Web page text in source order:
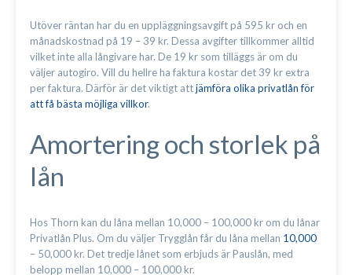
Utöver räntan har du en uppläggningsavgift på 595 kr och en
månadskostnad på 19 – 39 kr. Dessa avgifter tillkommer alltid
vilket inte alla långivare har. De 19 kr som tilläggs är om du
väljer autogiro. Vill du hellre ha faktura kostar det 39 kr extra
per faktura. Därför är det viktigt attjämföra olika privatlån för
att få bästa möjliga villkor.
Amortering och storlek på
lån
Hos Thorn kan du låna mellan 10,000 – 100,000 kr om du lånar
Privatlån Plus. Om du väljer Trygglån får du låna mellan 10,000
– 50,000 kr. Det tredje lånet som erbjuds är Pauslån, med
belopp mellan 10,000 – 100,000 kr.